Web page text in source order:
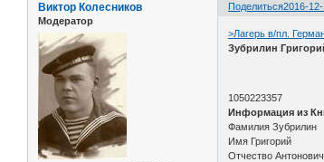
Поделиться2016-
Виктор Колесников
Модератор
>Лагерь в/пл.
Зубрилин
1050223357
Информация из
Фамилия Зубрилин
Имя Григорий
Отчество Антонович